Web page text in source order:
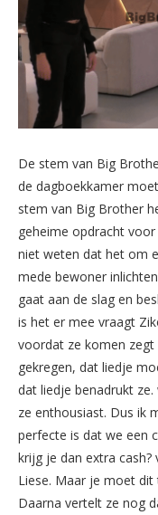
De stem van Big
de dagboekkamer
stem van Big Brother
geheime opdracht
niet weten dat het om
mede bewoner
gaat aan de slag en
is het er mee vraagt
voordat ze komen zegt
gekregen, dat liedje
dat liedje benadrukt
ze enthousiast. Dus ik
perfecte is dat we een
krijg je dan extra
Liese. Maar je moet dit
Daarna vertelt ze nog